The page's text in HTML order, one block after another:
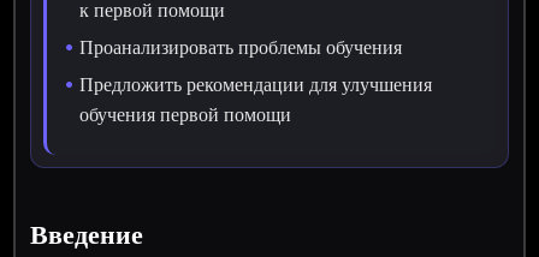
к первой помощи
Проанализировать проблемы обучения
Предложить рекомендации для улучшения
обучения первой помощи
Введение